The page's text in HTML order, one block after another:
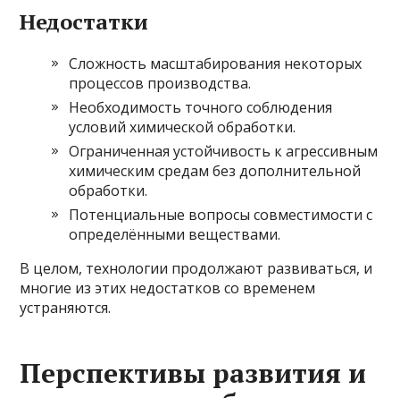
Недостатки
Сложность масштабирования некоторых
процессов производства.
Необходимость точного соблюдения
условий химической обработки.
Ограниченная устойчивость к агрессивным
химическим средам без дополнительной
обработки.
Потенциальные вопросы совместимости с
определёнными веществами.
В целом, технологии продолжают развиваться, и
многие из этих недостатков со временем
устраняются.
Перспективы развития и